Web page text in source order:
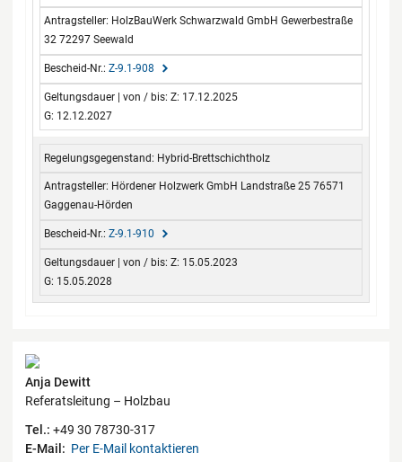
HolzBauWerk Schwarzwald GmbH Gewerbestraße
32 72297 Seewald
Z-9.1-908
Z: 17.12.2025
G: 12.12.2027
Hybrid-Brettschichtholz
Hördener Holzwerk GmbH Landstraße 25 76571
Gaggenau-Hörden
Z-9.1-910
Z: 15.05.2023
G: 15.05.2028
Kontaktdaten
Anja Dewitt
Referatsleitung – Holzbau
Tel.: +49 30 78730-317
E-Mail: Per E-Mail kontaktieren